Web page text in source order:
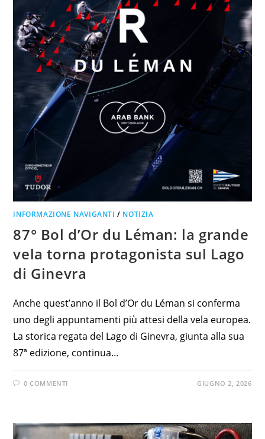
INFORMAZIONE NAVIGANTI / NOTIZIA
87° Bol d’Or du Léman: la grande
vela torna protagonista sul Lago
di Ginevra
Anche quest’anno il Bol d’Or du Léman si conferma
uno degli appuntamenti più attesi della vela europea.
La storica regata del Lago di Ginevra, giunta alla sua
87ª edizione, continua…
0 COMMENTI GIUGNO 2, 2026